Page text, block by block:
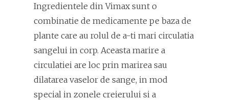
Ingredientele din Vimax sunt o
combinatie de medicamente pe baza de
plante care au rolul de a-ti mari circulatia
sangelui in corp. Aceasta marire a
circulatiei are loc prin marirea sau
dilatarea vaselor de sange, in mod
special in zonele creierului si a